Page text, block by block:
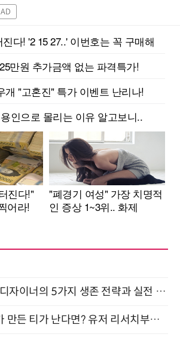
AD
AI × Design : UX디자이너의 5가지 생존 전략과 실전 대응 8월 28일 개최
그럴듯하지만 AI가 만든 티가 난다면? 유저 리서치부터 배포까지! (9/15)